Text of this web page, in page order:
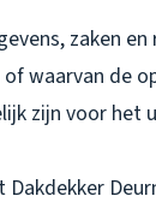
zaken en
waarvan de
zijn voor het